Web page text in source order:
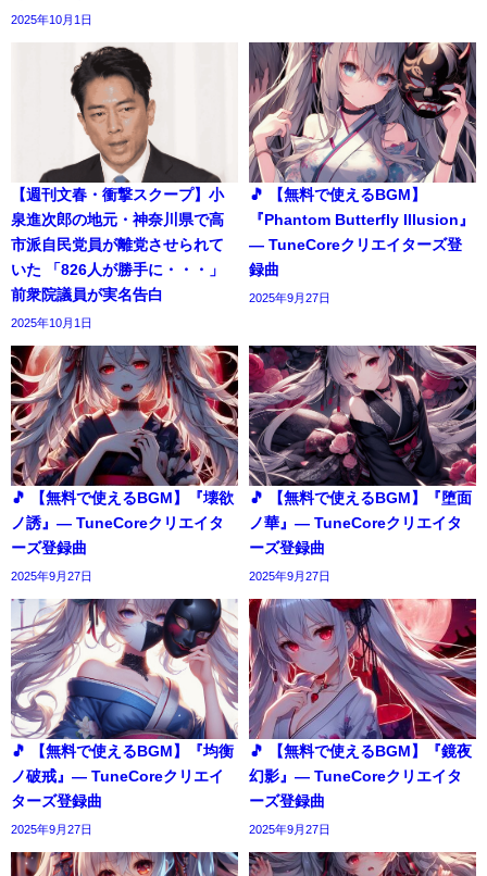
2025年10月1日
【週刊文春・衝撃スクープ】小
泉進次郎の地元・神奈川県で高
市派自民党員が離党させられて
いた 「826人が勝手に・・・」
前衆院議員が実名告白
2025年10月1日
🎵 【無料で使えるBGM】
『Phantom Butterfly Illusion』
― TuneCoreクリエイターズ登
録曲
2025年9月27日
🎵 【無料で使えるBGM】『壊欲
ノ誘』― TuneCoreクリエイタ
ーズ登録曲
2025年9月27日
🎵 【無料で使えるBGM】『堕面
ノ華』― TuneCoreクリエイタ
ーズ登録曲
2025年9月27日
🎵 【無料で使えるBGM】『均衡
ノ破戒』― TuneCoreクリエイ
ターズ登録曲
2025年9月27日
🎵 【無料で使えるBGM】『鏡夜
幻影』― TuneCoreクリエイタ
ーズ登録曲
2025年9月27日